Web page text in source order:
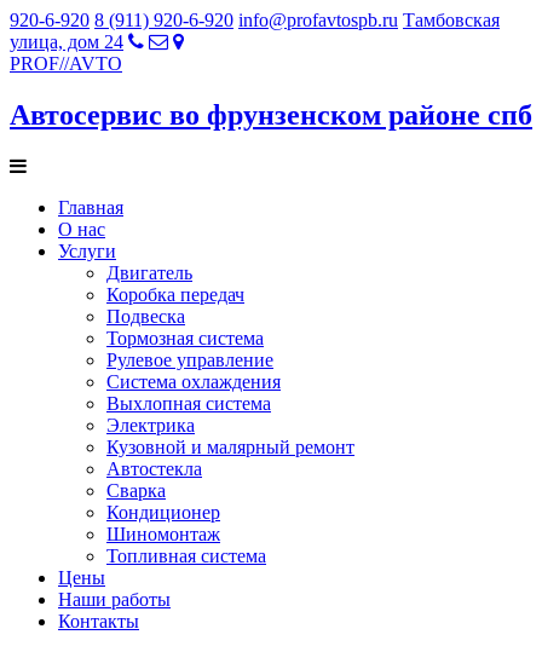
920-6-920 8 (911) 920-6-920 info@profavtospb.ru Тамбовская
улица, дом 24
PROF//AVTO
Автосервис во фрунзенском районе спб
Главная
О нас
Услуги
Двигатель
Коробка передач
Подвеска
Тормозная система
Рулевое управление
Система охлаждения
Выхлопная система
Электрика
Кузовной и малярный ремонт
Автостекла
Сварка
Кондиционер
Шиномонтаж
Топливная система
Цены
Наши работы
Контакты